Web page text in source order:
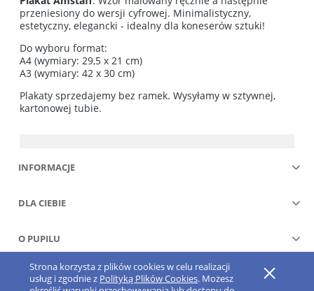
Strona korzysta z plików cookies w celu realizacji
usług i zgodnie z Polityką Plików Cookies. Możesz
przeniesiony do wersji cyfrowej. Minimalistyczny,
estetyczny, elegancki - idealny dla koneserów sztuki!
Do wyboru format:
A4 (wymiary: 29,5 x 21 cm)
A3 (wymiary: 42 x 30 cm)
Plakaty sprzedajemy bez ramek. Wysyłamy w sztywnej,
kartonowej tubie.
INFORMACJE
DLA CIEBIE
O PUPILU
Pokaż pełną wersję strony